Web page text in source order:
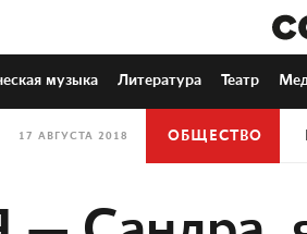
музыка Литература Театр
17 АВГУСТА 2018 ОБЩЕСТВО